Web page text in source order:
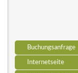
Buchungsanfrage
Internetseite